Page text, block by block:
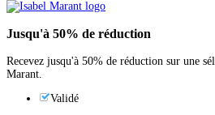
Jusqu'à 50% de réduction
Recevez jusqu'à 50% de réduction sur une
Marant.
Validé